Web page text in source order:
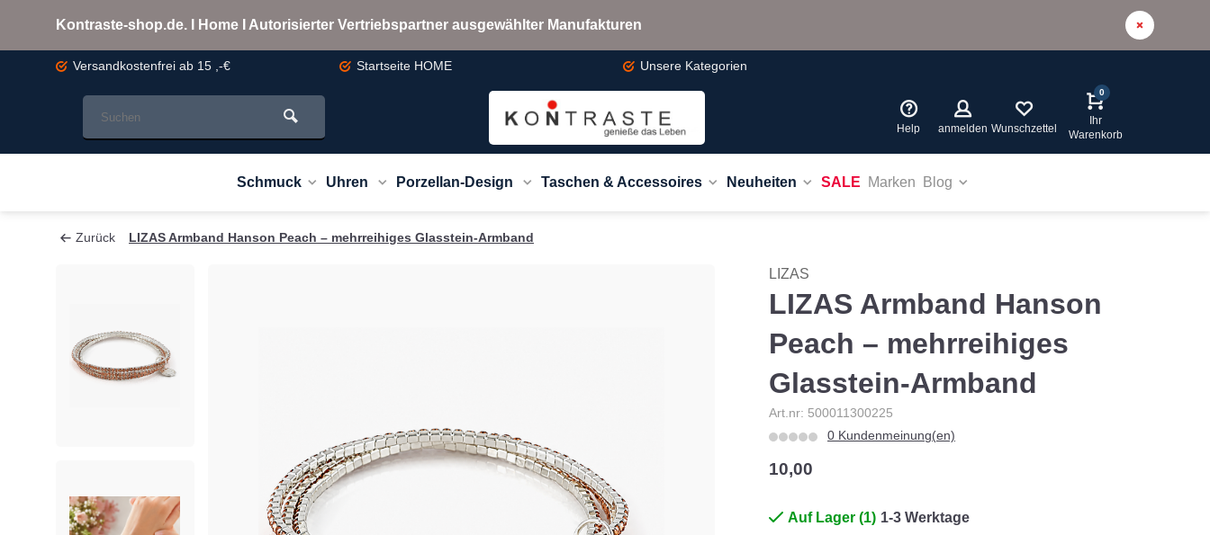
Kontraste-shop.de. I Home I Autorisierter Vertriebspartner ausgewählter Manufakturen
Versandkostenfrei ab 15 ,-€ Startseite HOME Unsere Kategorien
Help anmelden Wunschzettel
0
Ihr
Warenkorb
Schmuck Uhren Porzellan-Design Taschen & Accessoires Neuheiten SALE Marken Blog
Zurück LIZAS Armband Hanson Peach – mehrreihiges Glasstein-Armband
LIZAS
LIZAS Armband Hanson
Peach – mehrreihiges
Glasstein-Armband
Art.nr: 500011300225
0 Kundenmeinung(en)
10,00
Auf Lager (1) 1-3 Werktage